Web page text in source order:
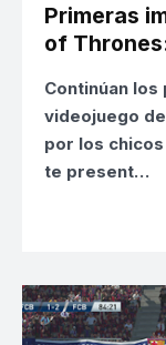
Primeras
of
Continúan
videojuego
por los
te present…